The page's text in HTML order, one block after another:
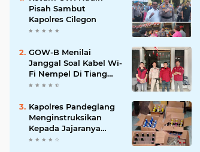
Pisah Sambut
Kapolres Cilegon
GOW-B Menilai
Janggal Soal Kabel Wi-
Fi Nempel Di Tiang
Listrik
Kapolres Pandeglang
Menginstruksikan
Kepada Jajaranya
Memberantas